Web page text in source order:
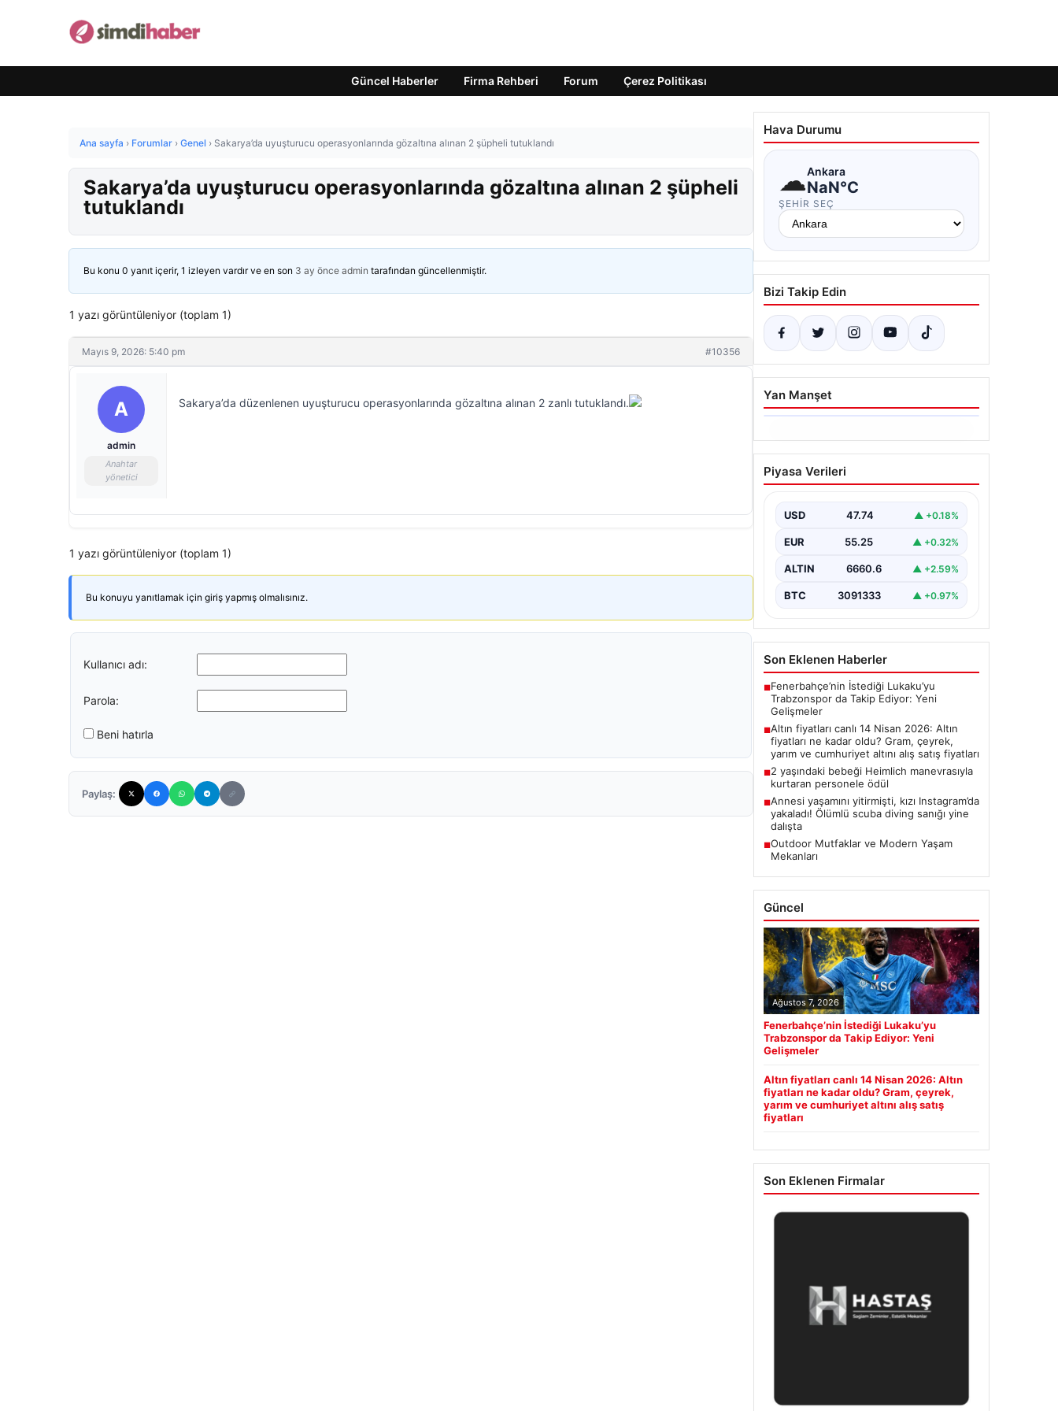
Güncel Haberler Firma Rehberi Forum Çerez Politikası
Ana sayfa › Forumlar › Genel › Sakarya’da uyuşturucu operasyonlarında gözaltına alınan 2 şüpheli tutuklandı
Sakarya’da uyuşturucu operasyonlarında gözaltına alınan 2 şüpheli
tutuklandı
Bu konu 0 yanıt içerir, 1 izleyen vardır ve en son 3 ay önce admin tarafından güncellenmiştir.
1 yazı görüntüleniyor (toplam 1)
Mayıs 9, 2026: 5:40 pm #10356
A
admin
Anahtar
yönetici
Sakarya’da düzenlenen uyuşturucu operasyonlarında gözaltına alınan 2 zanlı tutuklandı.
1 yazı görüntüleniyor (toplam 1)
Bu konuyu yanıtlamak için giriş yapmış olmalısınız.
Kullanıcı adı:
Parola:
Beni hatırla
Paylaş:
Hava Durumu
☁Ankara
NaN°C
ŞEHIR SEÇ
Bizi Takip Edin
Yan Manşet
06.08.2026
Altın fiyatları canlı 14
Nisan 2026: Altın fiyatları
çeyrek, yarım ve
cumhuriyet altını alış satış
Piyasa Verileri
USD 47.74 ▲ +0.18%
EUR 55.25 ▲ +0.32%
ALTIN 6660.6 ▲ +2.59%
BTC 3091333 ▲ +0.97%
Son Eklenen Haberler
■Fenerbahçe’nin İstediği Lukaku’yu
Trabzonspor da Takip Ediyor: Yeni
Gelişmeler
■Altın fiyatları canlı 14 Nisan 2026: Altın
fiyatları ne kadar oldu? Gram, çeyrek,
yarım ve cumhuriyet altını alış satış fiyatları
■2 yaşındaki bebeği Heimlich manevrasıyla
kurtaran personele ödül
■Annesi yaşamını yitirmişti, kızı Instagram’da
yakaladı! Ölümlü scuba diving sanığı yine
dalışta
■Outdoor Mutfaklar ve Modern Yaşam
Mekanları
Güncel
Ağustos 7, 2026
Fenerbahçe’nin İstediği Lukaku’yu
Trabzonspor da Takip Ediyor: Yeni
Gelişmeler
Altın fiyatları canlı 14 Nisan 2026: Altın
fiyatları ne kadar oldu? Gram, çeyrek,
yarım ve cumhuriyet altını alış satış
fiyatları
Son Eklenen Firmalar